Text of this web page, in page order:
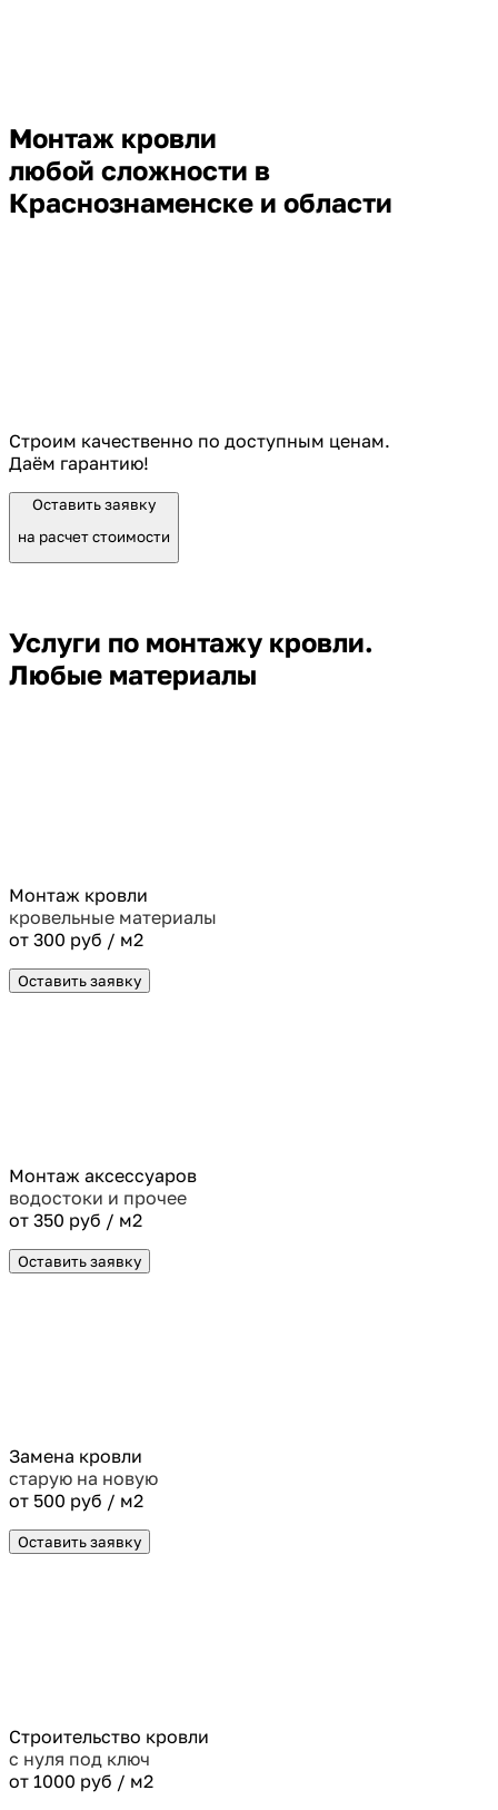
Монтаж кровли
любой сложности в
Краснознаменске и области
Строим качественно по доступным ценам.
Даём гарантию!
Оставить заявку
на расчет стоимости
Услуги по монтажу кровли.
Любые материалы
Монтаж кровли
кровельные материалы
от 300 руб / м2
Оставить заявку
Монтаж аксессуаров
водостоки и прочее
от 350 руб / м2
Оставить заявку
Замена кровли
старую на новую
от 500 руб / м2
Оставить заявку
Строительство кровли
с нуля под ключ
от 1000 руб / м2